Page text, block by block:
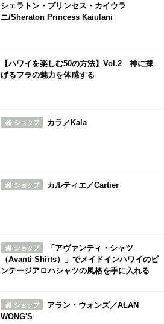
シェラトン・プリンセス・カイウラ
ニ/Sheraton Princess Kaiulani
【ハワイを楽しむ50の方法】Vol.2 神に捧
げるフラの魅力を体感する
カラ／Kala
カルティエ／Cartier
「アヴァンティ・シャツ
（Avanti Shirts）」でメイドインハワイのビ
ンテージアロハシャツの風格を手に入れる
アラン・ウォンズ／ALAN
WONG'S